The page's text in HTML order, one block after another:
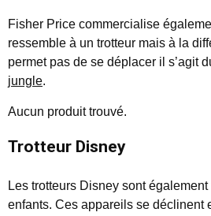
Fisher Price commercialise
ressemble à un trotteur mais à la
permet pas de se déplacer il s’agit
jungle.
Aucun produit trouvé.
Trotteur Disney
Les trotteurs Disney sont
enfants. Ces appareils se déclinent